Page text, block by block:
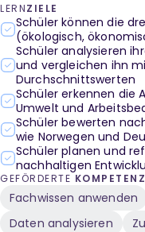
LERNZIELE
Schüler können die
(ökologisch,
Schüler analysieren
und vergleichen ihn
Durchschnittswerten
Schüler erkennen die
Umwelt und
Schüler bewerten
wie Norwegen und
Schüler planen und
nachhaltigen
GEFÖRDERTE
Fachwissen anwenden
Daten analysieren